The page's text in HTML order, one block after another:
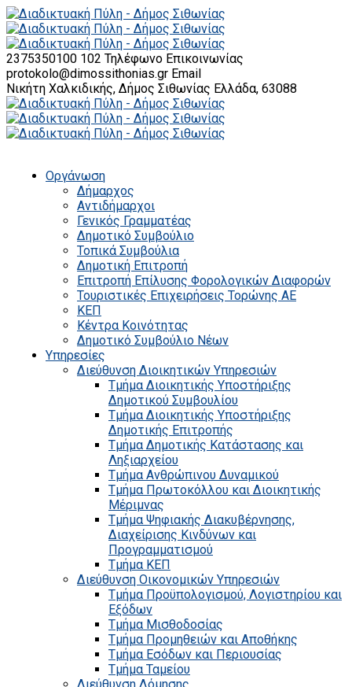
2375350100 102 Τηλέφωνο Επικοινωνίας
protokolo@dimossithonias.gr Email
Νικήτη Χαλκιδικής, Δήμος Σιθωνίας Ελλάδα, 63088
Οργάνωση
Δήμαρχος
Αντιδήμαρχοι
Γενικός Γραμματέας
Δημοτικό Συμβούλιο
Τοπικά Συμβούλια
Δημοτική Επιτροπή
Επιτροπή Επίλυσης Φορολογικών Διαφορών
Τουριστικές Επιχειρήσεις Τορώνης ΑΕ
ΚΕΠ
Κέντρα Κοινότητας
Δημοτικό Συμβούλιο Νέων
Υπηρεσίες
Διεύθυνση Διοικητικών Υπηρεσιών
Τμήμα Διοικητικής Υποστήριξης
Δημοτικού Συμβουλίου
Τμήμα Διοικητικής Υποστήριξης
Δημοτικής Επιτροπής
Τμήμα Δημοτικής Κατάστασης και
Ληξιαρχείου
Τμήμα Ανθρώπινου Δυναμικού
Τμήμα Πρωτοκόλλου και Διοικητικής
Μέριμνας
Τμήμα Ψηφιακής Διακυβέρνησης,
Διαχείρισης Κινδύνων και
Προγραμματισμού
Τμήμα ΚΕΠ
Διεύθυνση Οικονομικών Υπηρεσιών
Τμήμα Προϋπολογισμού, Λογιστηρίου και
Εξόδων
Τμήμα Μισθοδοσίας
Τμήμα Προμηθειών και Αποθήκης
Τμήμα Εσόδων και Περιουσίας
Τμήμα Ταμείου